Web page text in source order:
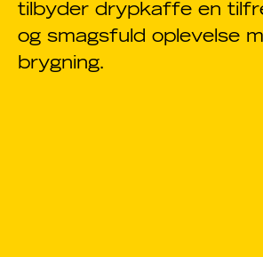
tilbyder drypkaffe en
og smagsfuld oplevelse
brygning.